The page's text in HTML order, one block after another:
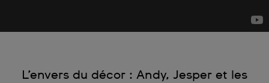
L’envers du décor : Andy, Jesper et les